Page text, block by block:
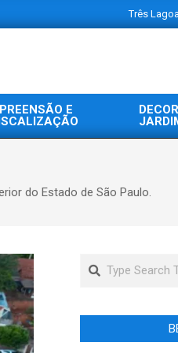
Três
E
do Estado de São Paulo.
Search